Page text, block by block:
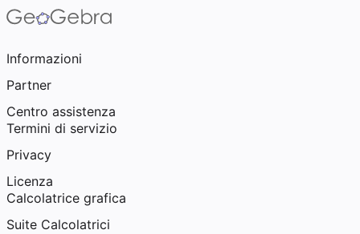
Informazioni
Partner
Centro assistenza
Termini di servizio
Privacy
Licenza
Calcolatrice grafica
Suite Calcolatrici